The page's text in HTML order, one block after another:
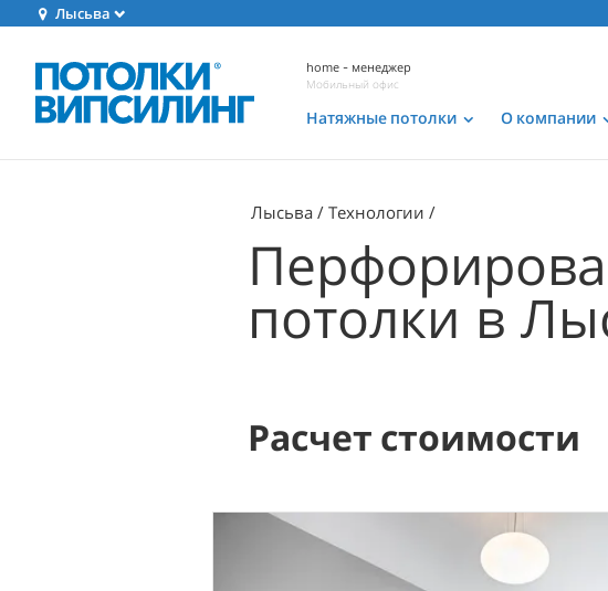
Лысьва
home - менеджер
Мобильный офис
Натяжные потолки О компании
Лысьва Технологии
потолки в
Расчет стоимости